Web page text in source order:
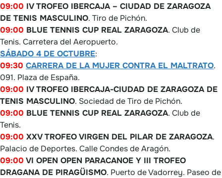
09:00 IV TROFEO IBERCAJA – CIUDAD DE ZARAGOZA
DE TENIS MASCULINO. Tiro de Pichón.
09:00 BLUE TENNIS CUP REAL ZARAGOZA. Club de
Tenis. Carretera del Aeropuerto.
SÁBADO 4 DE OCTUBRE:
09:30 CARRERA DE LA MUJER CONTRA EL MALTRATO.
091. Plaza de España.
09:00 IV TROFEO IBERCAJA-CIUDAD DE ZARAGOZA DE
TENIS MASCULINO. Sociedad de Tiro de Pichón.
09:00 BLUE TENNIS CUP REAL ZARAGOZA. Club de
Tenis.
09:00 XXV TROFEO VIRGEN DEL PILAR DE ZARAGOZA.
Palacio de Deportes. Calle Condes de Aragón.
09:00 VI OPEN OPEN PARACANOE Y III TROFEO
DRAGANA DE PIRAGÜISMO. Puerto de Vadorrey. Paseo de